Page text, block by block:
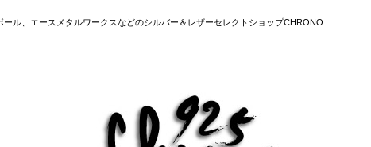
ル、エースメタルワークスなどのシルバー＆レザーセレクトショップCHRONO